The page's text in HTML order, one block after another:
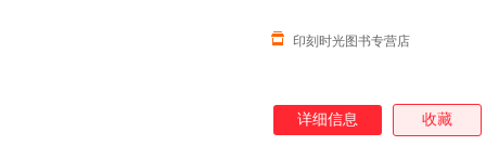
印刻时光图书专营店
详细信息 收藏